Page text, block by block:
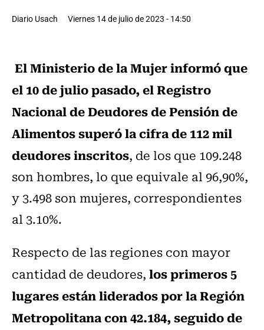
Diario Usach Viernes 14 de julio de 2023 - 14:50
El Ministerio de la Mujer informó que
el 10 de julio pasado, el Registro
Nacional de Deudores de Pensión de
Alimentos superó la cifra de 112 mil
deudores inscritos, de los que 109.248
son hombres, lo que equivale al 96,90%,
y 3.498 son mujeres, correspondientes
al 3.10%.
Respecto de las regiones con mayor
cantidad de deudores,los primeros 5
lugares están liderados por la Región
Metropolitana con 42.184, seguido de